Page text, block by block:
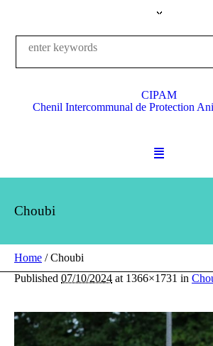
CIPAM
Chenil Intercommunal de Protection
Choubi
Home /Choubi
Published 07/10/2024 at 1366×1731 in